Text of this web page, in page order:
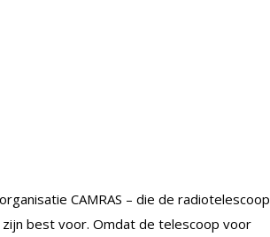
CAMRAS – die de radiotelescoop
best voor. Omdat de telescoop voor